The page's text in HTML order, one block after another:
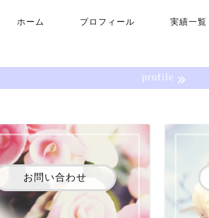
ホーム プロフィール 実績一覧
profile
お問い合わせ